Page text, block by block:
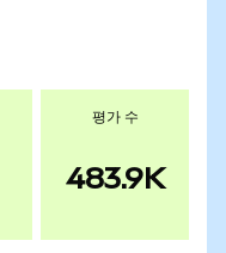
평가 수
483.9K